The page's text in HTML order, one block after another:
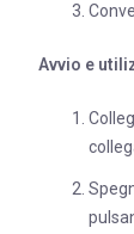
Avvio e